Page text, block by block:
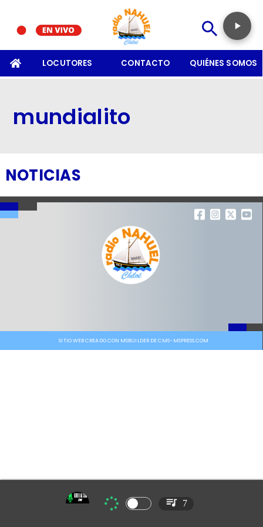
LOCUTORES CONTACTO QUIÉNES SOMOS
mundialito
NOTICIAS
SITIO WEB CREADO CON MSBUILDER DE CMS-MSPRESS.COM
7